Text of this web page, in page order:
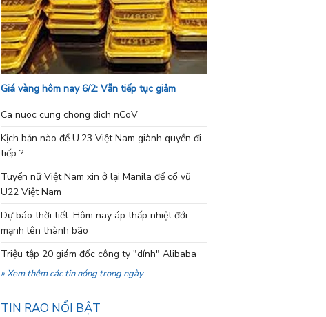
Giá vàng hôm nay 6/2: Vẫn tiếp tục giảm
Ca nuoc cung chong dich nCoV
Kịch bản nào để U.23 Việt Nam giành quyền đi
tiếp ?
Tuyển nữ Việt Nam xin ở lại Manila để cổ vũ
U22 Việt Nam
Dự báo thời tiết: Hôm nay áp thấp nhiệt đới
mạnh lên thành bão
Triệu tập 20 giám đốc công ty "dính" Alibaba
» Xem thêm các tin nóng trong ngày
TIN RAO NỔI BẬT